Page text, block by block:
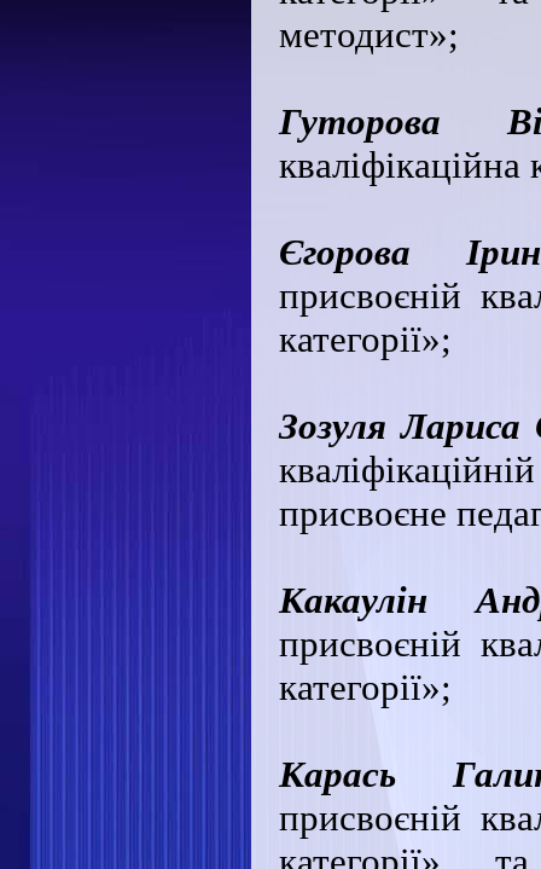
методист»;
Гуторова
кваліфікаційна
Єгорова
присвоєній
категорії»;
Зозуля Лариса
присвоєне
Какаулін
присвоєній
категорії»;
Карась
присвоєній